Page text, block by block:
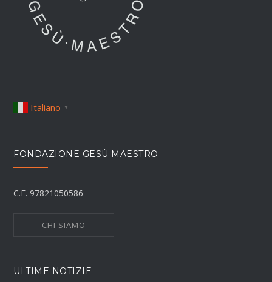
Italiano ▼
FONDAZIONE GESÙ MAESTRO
C.F. 97821050586
CHI SIAMO
ULTIME NOTIZIE